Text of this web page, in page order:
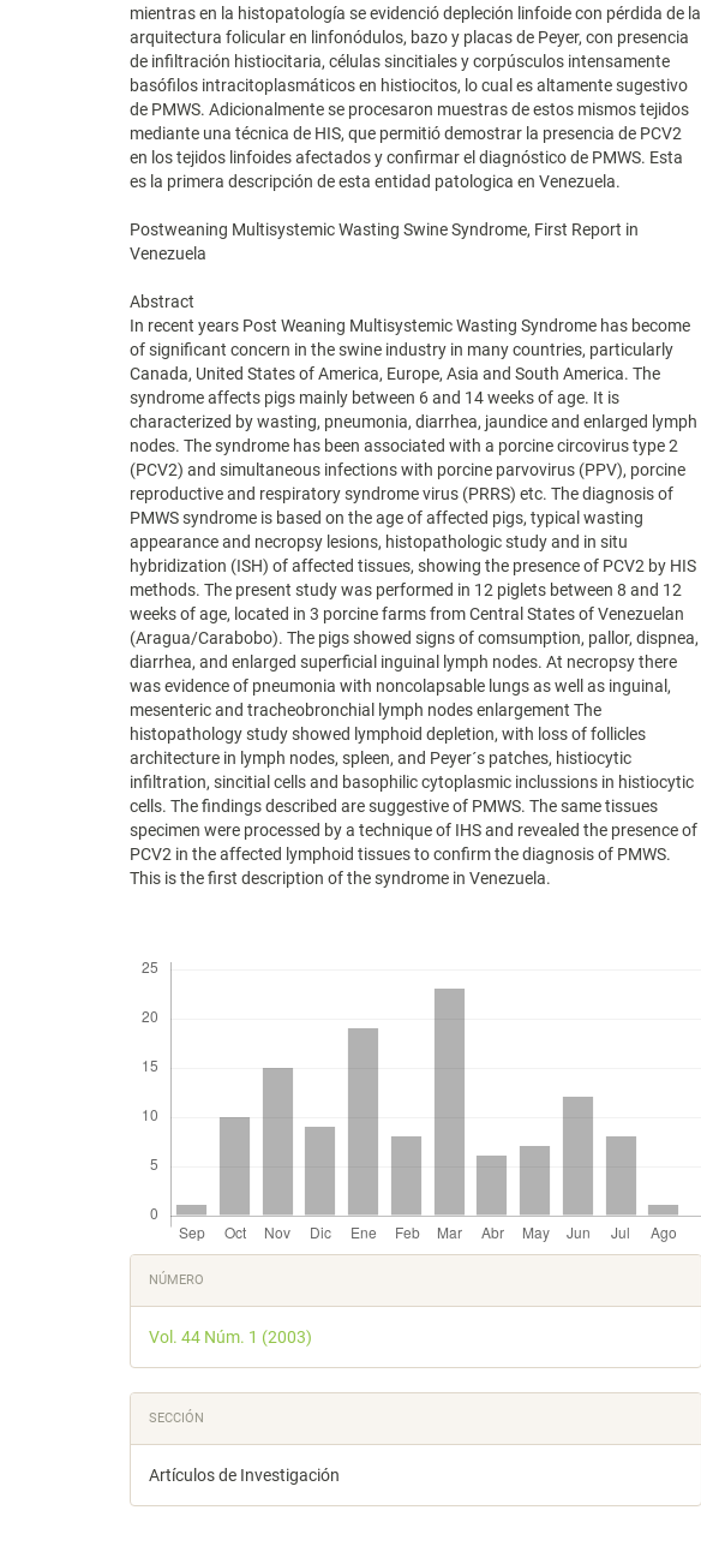
mientras en la histopatología se evidenció depleción linfoide con pérdida de la
arquitectura folicular en linfonódulos, bazo y placas de Peyer, con presencia
de infiltración histiocitaria, células sincitiales y corpúsculos intensamente
basófilos intracitoplasmáticos en histiocitos, lo cual es altamente sugestivo
de PMWS. Adicionalmente se procesaron muestras de estos mismos tejidos
mediante una técnica de HIS, que permitió demostrar la presencia de PCV2
en los tejidos linfoides afectados y confirmar el diagnóstico de PMWS. Esta
es la primera descripción de esta entidad patologica en Venezuela.
Postweaning Multisystemic Wasting Swine Syndrome, First Report in
Venezuela
Abstract
In recent years Post Weaning Multisystemic Wasting Syndrome has become
of significant concern in the swine industry in many countries, particularly
Canada, United States of America, Europe, Asia and South America. The
syndrome affects pigs mainly between 6 and 14 weeks of age. It is
characterized by wasting, pneumonia, diarrhea, jaundice and enlarged lymph
nodes. The syndrome has been associated with a porcine circovirus type 2
(PCV2) and simultaneous infections with porcine parvovirus (PPV), porcine
reproductive and respiratory syndrome virus (PRRS) etc. The diagnosis of
PMWS syndrome is based on the age of affected pigs, typical wasting
appearance and necropsy lesions, histopathologic study and in situ
hybridization (ISH) of affected tissues, showing the presence of PCV2 by HIS
methods. The present study was performed in 12 piglets between 8 and 12
weeks of age, located in 3 porcine farms from Central States of Venezuelan
(Aragua/Carabobo). The pigs showed signs of comsumption, pallor, dispnea,
diarrhea, and enlarged superficial inguinal lymph nodes. At necropsy there
was evidence of pneumonia with noncolapsable lungs as well as inguinal,
mesenteric and tracheobronchial lymph nodes enlargement The
histopathology study showed lymphoid depletion, with loss of follicles
architecture in lymph nodes, spleen, and Peyer´s patches, histiocytic
infiltration, sincitial cells and basophilic cytoplasmic inclussions in histiocytic
cells. The findings described are suggestive of PMWS. The same tissues
specimen were processed by a technique of IHS and revealed the presence of
PCV2 in the affected lymphoid tissues to confirm the diagnosis of PMWS.
This is the first description of the syndrome in Venezuela.
Detalles
del
artículo
NÚMERO
Vol. 44 Núm. 1 (2003)
SECCIÓN
Artículos de Investigación